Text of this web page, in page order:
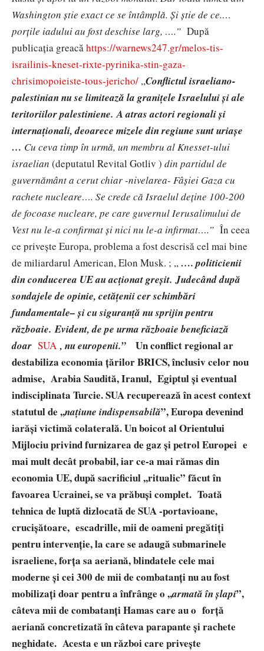
Washington știe exact ce se întâmplă. Și știe de ce.…
porțile iadului au fost deschise larg, ….” După
publicația greacăhttps://warnews247.gr/melos-tis-
israilinis-kneset-rixte-pyrinika-stin-gaza-
chrisimopoieiste-tous-jericho/ ,,Conflictul israeliano-
palestinian nu se limitează la granițele Israelului și ale
teritoriilor palestiniene. A atras actori regionali și
internaționali, deoarece mizele din regiune sunt uriașe
… Cu ceva timp în urmă, un membru al Knesset-ului
israelian (deputatul Revital Gotliv ) din partidul de
guvernământ a cerut chiar -nivelarea- Fâșiei Gaza cu
rachete nucleare…. Se crede că Israelul deține 100-200
de focoase nucleare, pe care guvernul Ierusalimului de
Vest nu le-a confirmat și nici nu le-a infirmat….” În ceea
ce privește Europa, problema a fost descrisă cel mai bine
de miliardarul American, Elon Musk. ; ,,…. politicienii
din conducerea UE au acționat greșit. Judecând după
sondajele de opinie, cetățenii cer schimbări
fundamentale– și cu siguranță nu sprijin pentru
războaie. Evident, de pe urma războaie beneficiază
doar SUA , nu europenii.” Un conflict regional ar
destabiliza economia țărilor BRICS, înclusiv celor nou
admise, Arabia Saudită, Iranul, Egiptul și eventual
indisciplinata Turcie. SUA recuperează în acest context
statutul de ,,națiune indispensabilă”, Europa devenind
iarăși victimă colaterală. Un boicot al Orientului
Mijlociu privind furnizarea de gaz și petrol Europei e
mai mult decât probabil, iar ce-a mai rămas din
economia UE, după sacrificiul ,,ritualic” făcut în
favoarea Ucrainei, se va prăbuși complet. Toată
tehnica de luptă dizlocată de SUA -portavioane,
crucișătoare, escadrille, mii de oameni pregătiți
pentru intervenție, la care se adaugă submarinele
israeliene, forța sa aeriană, blindatele cele mai
moderne și cei 300 de mii de combatanți nu au fost
mobilizați doar pentru a înfrânge o ,,armată în șlapi”,
câteva mii de combatanți Hamas care au o forță
aeriană concretizată în câteva parapante și rachete
neghidate. Acesta e un război care privește